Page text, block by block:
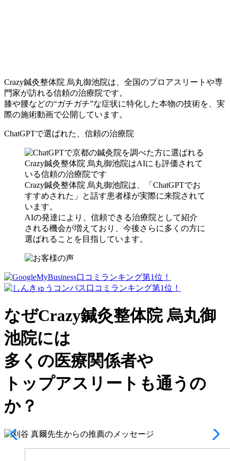
Crazy鍼灸整体院 烏丸御池院は、全国のプロアスリートや専
門家が訪れる信頼の治療院です。
膝や腰などの“ガチガチ”な症状に特化した本物の技術を、実
際の施術動画で公開しています。
ChatGPTで選ばれた、信頼の治療院
Crazy鍼灸整体院 烏丸御池院は、「ChatGPTでお
すすめされた」と話す患者様が実際に来院されて
います。
AIの発達により、信頼できる治療院として紹介
される機会が増えており、今後さらに多くの方に
選ばれることを目指しています。
なぜCrazy鍼灸整体院 烏丸御
池院には
多くの医療関係者や
トップアスリート も通うの
か？